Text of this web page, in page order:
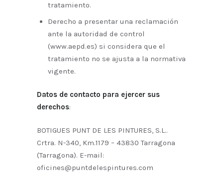
tratamiento.
Derecho a presentar una reclamación
ante la autoridad de control
(www.aepd.es) si considera que el
tratamiento no se ajusta a la normativa
vigente.
Datos de contacto para ejercer sus
derechos:
BOTIGUES PUNT DE LES PINTURES, S.L..
Crtra. N-340, Km.1179 – 43830 Tarragona
(Tarragona). E-mail:
oficines@puntdelespintures.com